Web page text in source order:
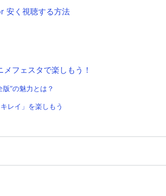
安く視聴する方法
フェスタで楽しもう！
”の魅力とは？
レイ」を楽しもう